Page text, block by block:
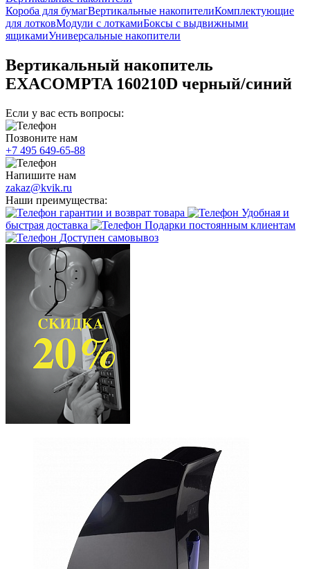
Короба для бумагВертикальные накопителиКомплектующие
для лотковМодули с лоткамиБоксы с выдвижными
ящикамиУниверсальные накопители
Вертикальный накопитель
EXACOMPTA 160210D черный/синий
Если у вас есть вопросы:
Позвоните нам
+7 495 649-65-88
Напишите нам
zakaz@kvik.ru
Наши преимущества:
гарантии и возврат товара
Удобная и
быстрая доставка
Подарки постоянным клиентам
Доступен самовывоз